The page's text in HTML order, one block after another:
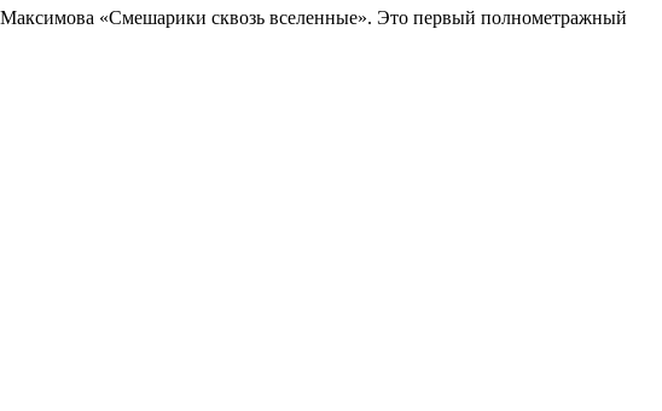
«Смешарики сквозь вселенные». Это первый полнометражный